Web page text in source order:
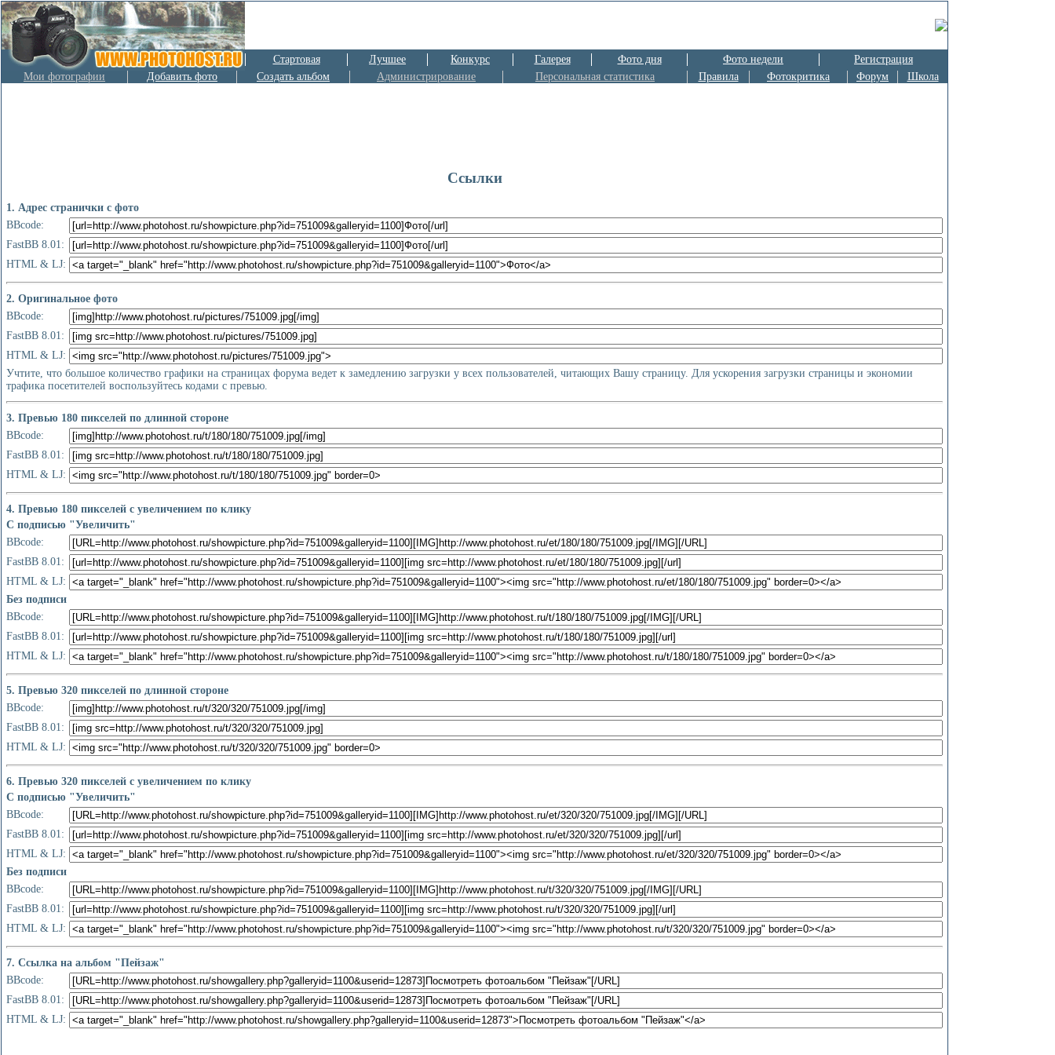
Стартовая Лучшее Конкурс Галерея Фото дня Фото недели
Регистрация
Мои фотографии
Добавить фото Создать альбом Администрирование Персональная статистика Правила Фотокритика Форум Школа
Ссылки
1. Адрес странички с фото
BBcode:
FastBB 8.01:
HTML & LJ:
2. Оригинальное фото
BBcode:
FastBB 8.01:
HTML & LJ:
Учтите, что большое количество графики на страницах форума ведет к замедлению загрузки у всех пользователей, читающих Вашу страницу. Для ускорения загрузки страницы и экономии
трафика посетителей воспользуйтесь кодами с превью.
3. Превью 180 пикселей по длинной стороне
BBcode:
FastBB 8.01:
HTML & LJ:
4. Превью 180 пикселей с увеличением по клику
С подписью "Увеличить"
BBcode:
FastBB 8.01:
HTML & LJ:
Без подписи
BBcode:
FastBB 8.01:
HTML & LJ:
5. Превью 320 пикселей по длинной стороне
BBcode:
FastBB 8.01:
HTML & LJ:
6. Превью 320 пикселей с увеличением по клику
С подписью "Увеличить"
BBcode:
FastBB 8.01:
HTML & LJ:
Без подписи
BBcode:
FastBB 8.01:
HTML & LJ:
7. Ссылка на альбом "Пейзаж"
BBcode:
FastBB 8.01:
HTML & LJ: